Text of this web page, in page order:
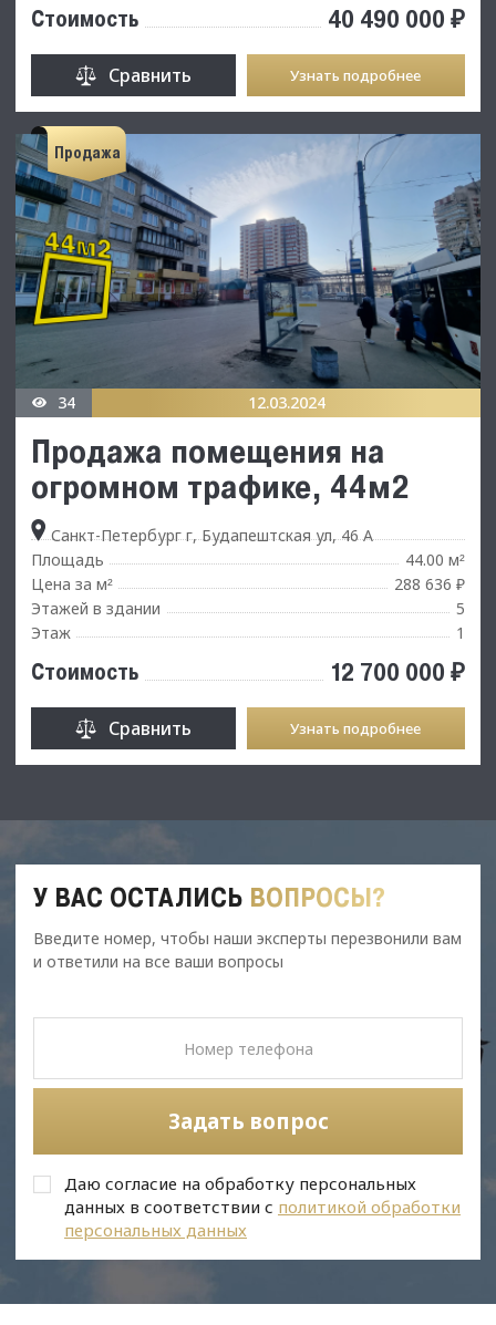
Стоимость 40 490 000 ₽
Сравнить Узнать подробнее
Продажа
34 12.03.2024
Продажа помещения на
огромном трафике, 44м2
Санкт-Петербург г, Будапештская ул, 46 А
Площадь
44.00 м²
Цена за м²
288 636 ₽
Этажей в здании
5
Этаж
1
Стоимость 12 700 000 ₽
Сравнить Узнать подробнее
У ВАС ОСТАЛИСЬ ВОПРОСЫ?
Введите номер, чтобы наши эксперты перезвонили вам
и ответили на все ваши вопросы
Задать вопрос
Даю согласие на обработку персональных
данных в соответствии с политикой обработки
персональных данных